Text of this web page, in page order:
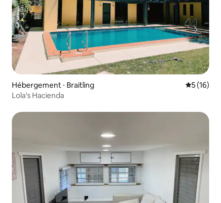
Hébergement ⋅ Braitling
5 (16)
Lola's Hacienda